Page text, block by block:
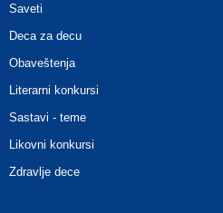
Saveti
Deca za decu
Obaveštenja
Literarni konkursi
Sastavi - teme
Likovni konkursi
Zdravlje dece